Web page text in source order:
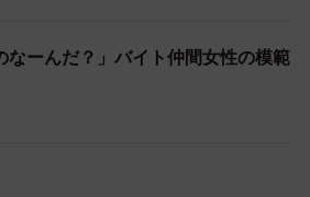
ーんだ？」バイト仲間女性の模範